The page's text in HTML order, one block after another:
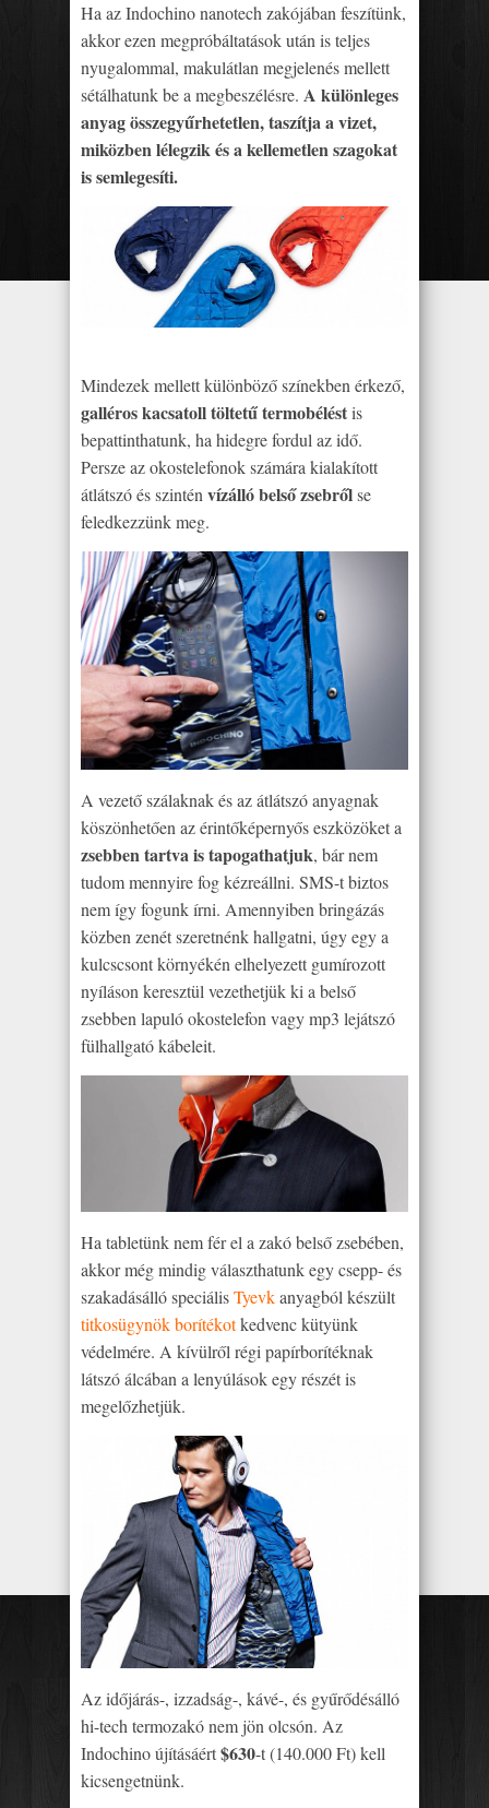
Ha az Indochino nanotech zakójában feszítünk,
akkor ezen megpróbáltatások után is teljes
nyugalommal, makulátlan megjelenés mellett
sétálhatunk be a megbeszélésre. A különleges
anyag összegyűrhetetlen, taszítja a vizet,
miközben lélegzik és a kellemetlen szagokat
is semlegesíti.
Mindezek mellett különböző színekben érkező,
galléros kacsatoll töltetű termobéléstis
bepattinthatunk, ha hidegre fordul az idő.
Persze az okostelefonok számára kialakított
átlátszó és szintén vízálló belső zsebrőlse
feledkezzünk meg.
A vezető szálaknak és az átlátszó anyagnak
köszönhetően az érintőképernyős eszközöket a
zsebben tartva is tapogathatjuk, bár nem
tudom mennyire fog kézreállni. SMS-t biztos
nem így fogunk írni. Amennyiben bringázás
közben zenét szeretnénk hallgatni, úgy egy a
kulcscsont környékén elhelyezett gumírozott
nyíláson keresztül vezethetjük ki a belső
zsebben lapuló okostelefon vagy mp3 lejátszó
fülhallgató kábeleit.
Ha tabletünk nem fér el a zakó belső zsebében,
akkor még mindig választhatunk egy csepp- és
szakadásálló speciálisTyevkanyagból készült
titkosügynök borítékotkedvenc kütyünk
védelmére. A kívülről régi papírborítéknak
látszó álcában a lenyúlások egy részét is
megelőzhetjük.
Az időjárás-, izzadság-, kávé-, és gyűrődésálló
hi-tech termozakó nem jön olcsón. Az
Indochino újításáért$630-t (140.000 Ft) kell
kicsengetnünk.